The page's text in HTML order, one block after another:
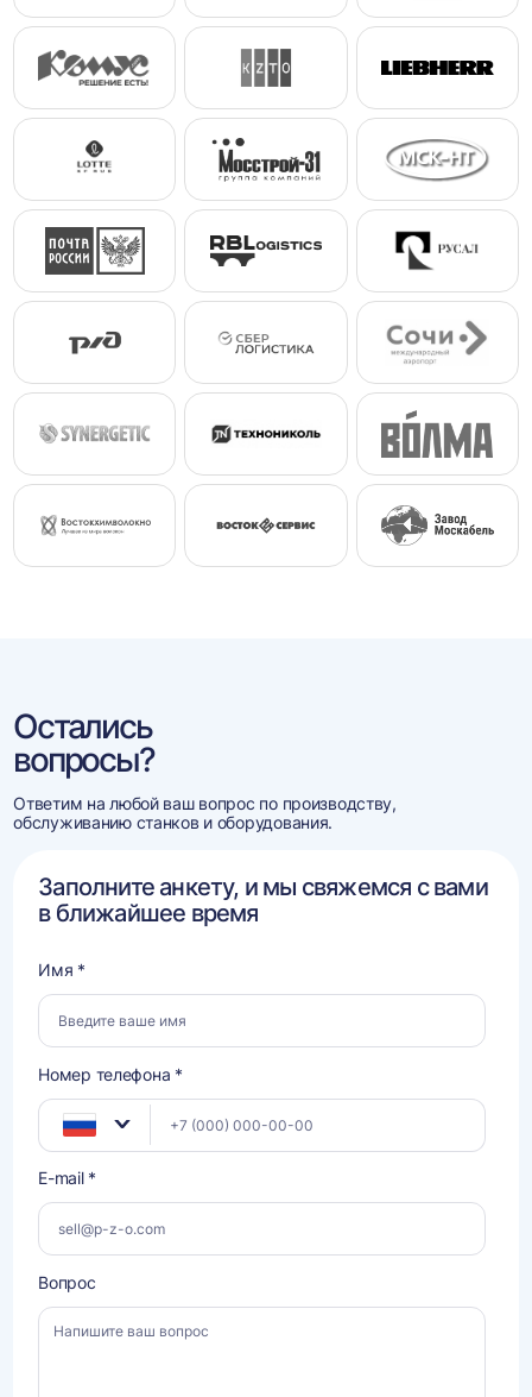
Остались
вопросы?
Ответим на любой ваш вопрос по производству,
обслуживанию станков и оборудования.
Заполните анкету, и мы свяжемся с вами
в ближайшее время
Имя *
Номер телефона *
E-mail *
Вопрос